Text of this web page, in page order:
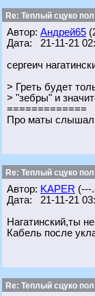
Re: Теплый сцуко пол
Автор: Андрей65
Дата: 21-11-21
сергеич
> Греть будет
> "зебры" и
=============
Про маты
Re: Теплый сцуко пол
Автор: KAPER (---
Дата: 21-11-21
Нагатинский,ты
Кабель после
Re: Теплый сцуко пол